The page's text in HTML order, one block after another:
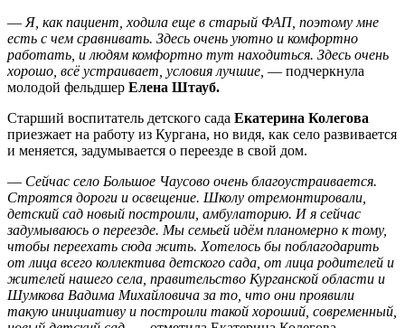
— Я, как пациент, ходила еще в старый ФАП, поэтому мне
есть с чем сравнивать. Здесь очень уютно и комфортно
работать, и людям комфортно тут находиться. Здесь очень
хорошо, всё устраивает, условия лучшие, — подчеркнула
молодой фельдшер Елена Штауб.
Старший воспитатель детского сада Екатерина Колегова
приезжает на работу из Кургана, но видя, как село развивается
и меняется, задумывается о переезде в свой дом.
— Сейчас село Большое Чаусово очень благоустраивается.
Строятся дороги и освещение. Школу отремонтировали,
детский сад новый построили, амбулаторию. И я сейчас
задумываюсь о переезде. Мы семьей идём планомерно к тому,
чтобы переехать сюда жить. Хотелось бы поблагодарить
от лица всего коллектива детского сада, от лица родителей и
жителей нашего села, правительство Курганской области и
Шумкова Вадима Михайловича за то, что они проявили
такую инициативу и построили такой хороший, современный,